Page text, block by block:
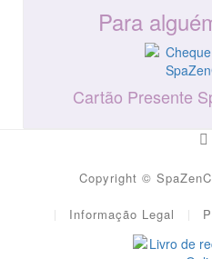
Para
Cartão Presente
Copyright ©
Informação Legal